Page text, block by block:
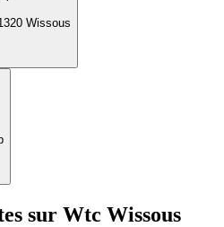
Wissous
sur Wtc Wissous